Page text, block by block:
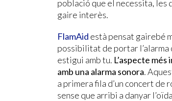
població que el necessita, les
gaire interès.
FlamAid està pensat gairebé
possibilitat de portar l’alarma
estigui amb tu. L’aspecte
amb una alarma sonora.
a primera fila d’un concert de
sense que arribi a danyar